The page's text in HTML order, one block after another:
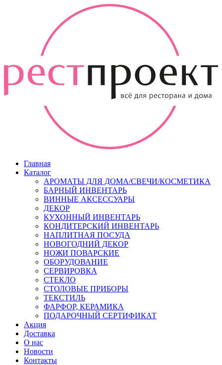
Главная
Каталог
АРОМАТЫ ДЛЯ ДОМА/СВЕЧИ/КОСМЕТИКА
БАРНЫЙ ИНВЕНТАРЬ
ВИННЫЕ АКСЕССУАРЫ
ДЕКОР
КУХОННЫЙ ИНВЕНТАРЬ
КОНДИТЕРСКИЙ ИНВЕНТАРЬ
НАПЛИТНАЯ ПОСУДА
НОВОГОДНИЙ ДЕКОР
НОЖИ ПОВАРСКИЕ
ОБОРУДОВАНИЕ
СЕРВИРОВКА
СТЕКЛО
СТОЛОВЫЕ ПРИБОРЫ
ТЕКСТИЛЬ
ФАРФОР, КЕРАМИКА
ПОДАРОЧНЫЙ СЕРТИФИКАТ
Акция
Доставка
О нас
Новости
Контакты